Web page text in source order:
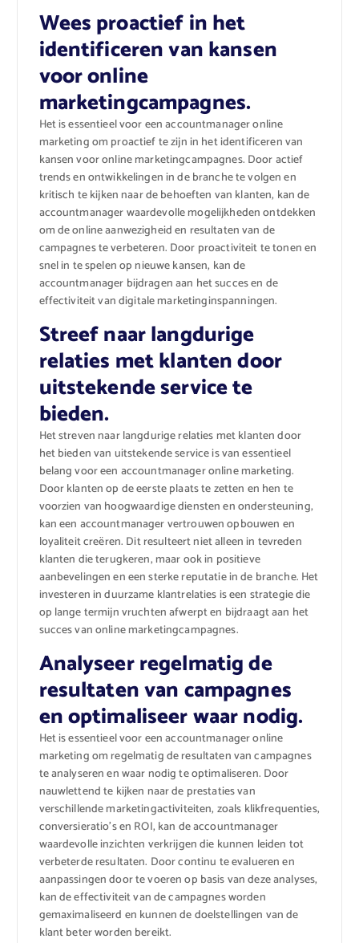
Wees proactief in het
identificeren van kansen
voor online
marketingcampagnes.
Het is essentieel voor een accountmanager online
marketing om proactief te zijn in het identificeren van
kansen voor online marketingcampagnes. Door actief
trends en ontwikkelingen in de branche te volgen en
kritisch te kijken naar de behoeften van klanten, kan de
accountmanager waardevolle mogelijkheden ontdekken
om de online aanwezigheid en resultaten van de
campagnes te verbeteren. Door proactiviteit te tonen en
snel in te spelen op nieuwe kansen, kan de
accountmanager bijdragen aan het succes en de
effectiviteit van digitale marketinginspanningen.
Streef naar langdurige
relaties met klanten door
uitstekende service te
bieden.
Het streven naar langdurige relaties met klanten door
het bieden van uitstekende service is van essentieel
belang voor een accountmanager online marketing.
Door klanten op de eerste plaats te zetten en hen te
voorzien van hoogwaardige diensten en ondersteuning,
kan een accountmanager vertrouwen opbouwen en
loyaliteit creëren. Dit resulteert niet alleen in tevreden
klanten die terugkeren, maar ook in positieve
aanbevelingen en een sterke reputatie in de branche. Het
investeren in duurzame klantrelaties is een strategie die
op lange termijn vruchten afwerpt en bijdraagt aan het
succes van online marketingcampagnes.
Analyseer regelmatig de
resultaten van campagnes
en optimaliseer waar nodig.
Het is essentieel voor een accountmanager online
marketing om regelmatig de resultaten van campagnes
te analyseren en waar nodig te optimaliseren. Door
nauwlettend te kijken naar de prestaties van
verschillende marketingactiviteiten, zoals klikfrequenties,
conversieratio’s en ROI, kan de accountmanager
waardevolle inzichten verkrijgen die kunnen leiden tot
verbeterde resultaten. Door continu te evalueren en
aanpassingen door te voeren op basis van deze analyses,
kan de effectiviteit van de campagnes worden
gemaximaliseerd en kunnen de doelstellingen van de
klant beter worden bereikt.